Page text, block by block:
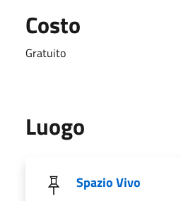
Costo
Gratuito
Luogo
Spazio Vivo